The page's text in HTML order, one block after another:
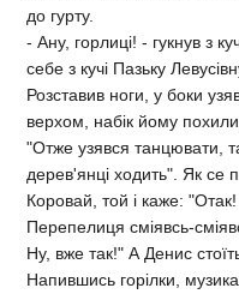
до гурту.
- Ану, горлицi! - гукнув з
себе з кучi Пазьку
Розставив ноги, у боки
верхом, набiк йому
"Отже узявся танцювати,
дерев'янцi ходить". Як се
Коровай, той i каже:
Перепелиця смiявсь-
Ну, вже так!" А Денис
Напившись горiлки,